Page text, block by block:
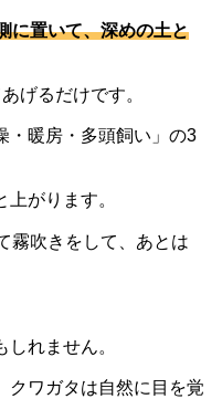
に置いて、深めの土と
げるだけです。
・暖房・多頭飼い」の3
がります。
霧吹きをして、あとは
れません。
クワガタは自然に目を覚